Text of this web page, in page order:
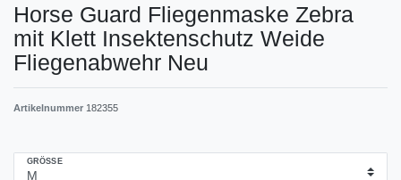
Horse Guard Fliegenmaske Zebra
mit Klett Insektenschutz Weide
Fliegenabwehr Neu
Artikelnummer 182355
GRÖSSE